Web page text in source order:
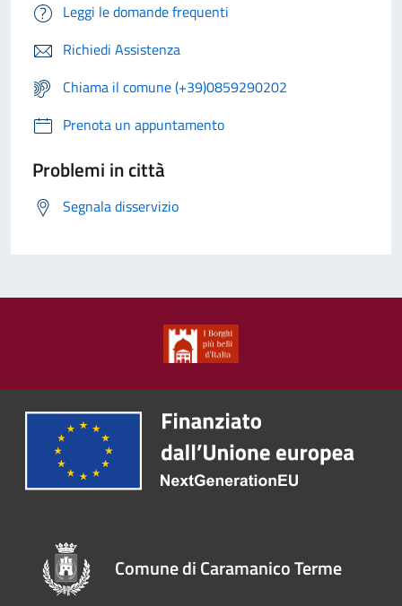
Leggi le domande frequenti
Richiedi Assistenza
Chiama il comune (+39)0859290202
Prenota un appuntamento
Problemi in città
Segnala disservizio
Comune di Caramanico Terme